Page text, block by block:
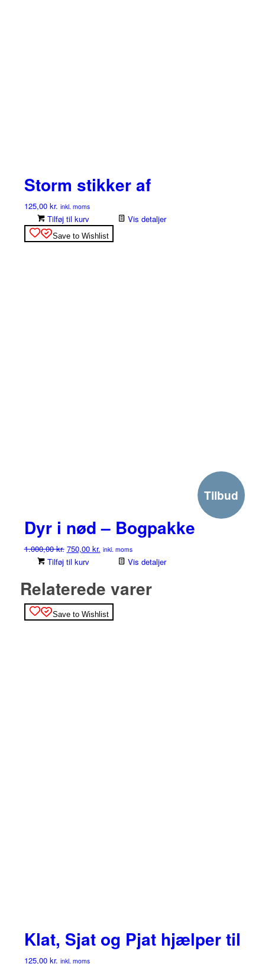
Storm stikker af
125,00 kr. inkl. moms
Tilføj til kurv Vis detaljer
Save to Wishlist
Tilbud
Dyr i nød – Bogpakke
1.000,00kr. Den
oprindelige
var:
1.000,00 kr..
750,00 kr.Den
aktuelle
er:
750,00 kr..
inkl. moms
Tilføj til kurv Vis detaljer
Relaterede varer
Save to Wishlist
Klat, Sjat og Pjat hjælper til
125,00 kr. inkl. moms